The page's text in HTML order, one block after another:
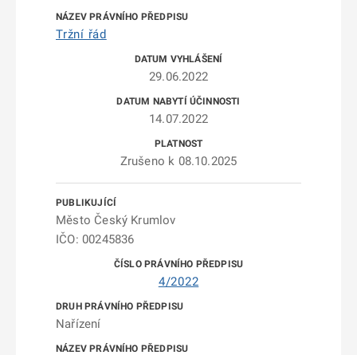
Tržní řád
29.06.2022
14.07.2022
Zrušeno k 08.10.2025
Město Český Krumlov
IČO: 00245836
4/2022
Nařízení